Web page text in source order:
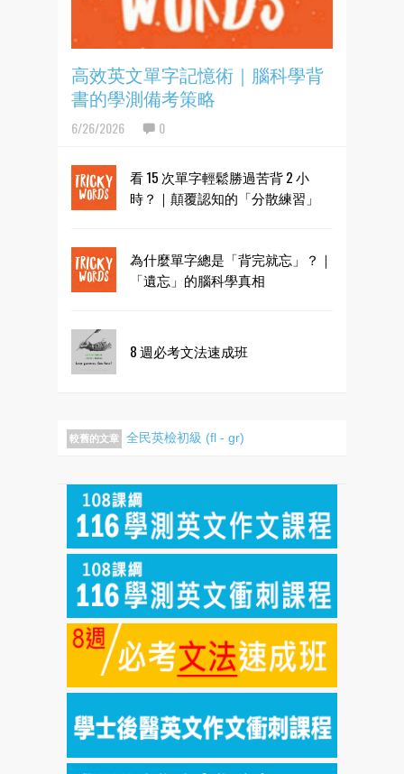
高效英文單字記憶術｜腦科學背
書的學測備考策略
6/26/2026 0
看 15 次單字輕鬆勝過苦背 2 小
時？｜顛覆認知的「分散練習」
為什麼單字總是「背完就忘」？｜
「遺忘」的腦科學真相
8 週必考文法速成班
較舊的文章 全民英檢初級 (fl - gr)